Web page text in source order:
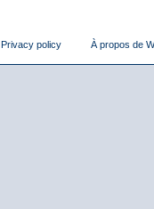
Privacy policy À propos de